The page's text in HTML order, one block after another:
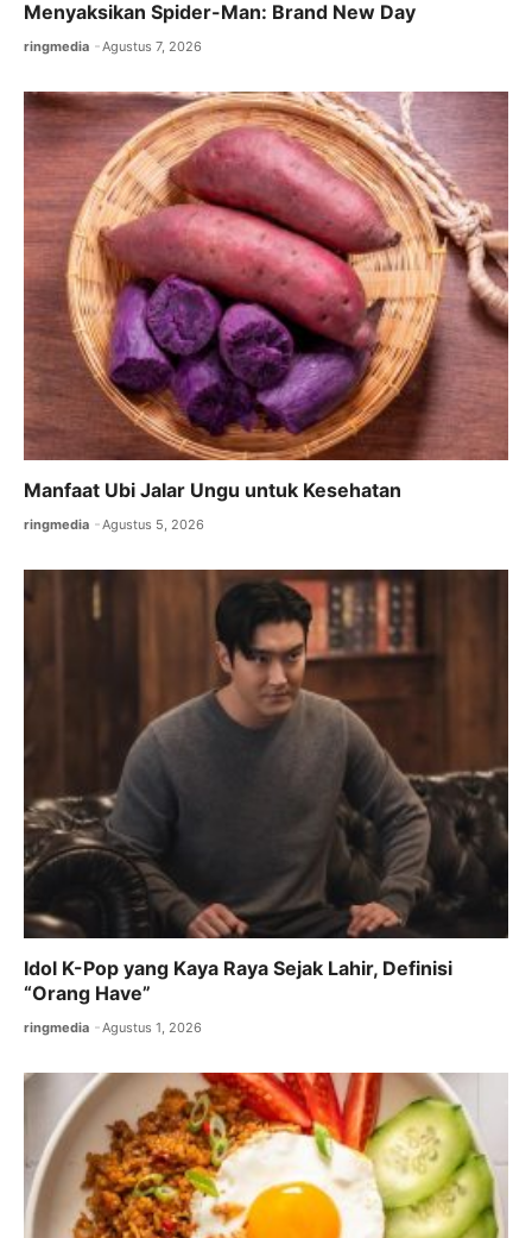
Menyaksikan Spider-Man: Brand New Day
ringmedia Agustus 7, 2026
Manfaat Ubi Jalar Ungu untuk Kesehatan
ringmedia Agustus 5, 2026
Idol K-Pop yang Kaya Raya Sejak Lahir, Definisi
“Orang Have”
ringmedia Agustus 1, 2026